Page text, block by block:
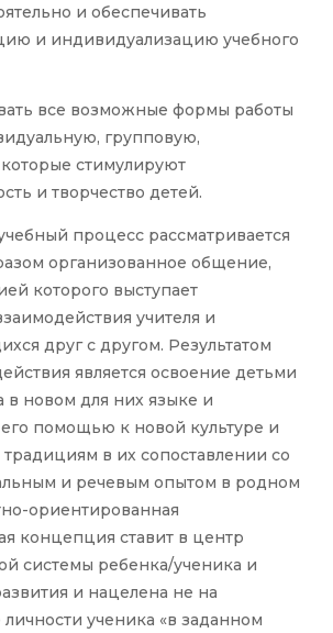
и обеспечивать
и индивидуализацию учебного
все возможные формы работы
групповую,
стимулируют
и творчество детей.
процесс рассматривается
организованное общение,
которого выступает
учителя и
друг с другом. Результатом
является освоение детьми
в новом для них языке и
помощью к новой культуре и
в их сопоставлении со
и речевым опытом в родном
ориентированная
концепция ставит в центр
системы ребенка/ученика и
и нацелена не на
ученика «в заданном